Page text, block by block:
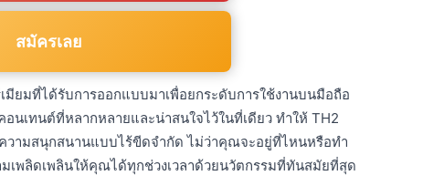
สมัครเลย
ยมที่ได้รับการออกแบบมาเพื่อยกระดับการใช้งานบนมือถือ
นเทนต์ที่หลากหลายและน่าสนใจไว้ในที่เดียว ทำให้ TH2
วามสนุกสนานแบบไร้ขีดจำกัด ไม่ว่าคุณจะอยู่ที่ไหนหรือทำ
เพลิดเพลินให้คุณได้ทุกช่วงเวลาด้วยนวัตกรรมที่ทันสมัยที่สุด